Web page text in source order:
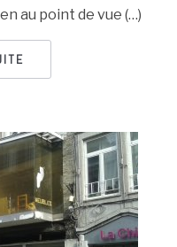
au point de vue (…)